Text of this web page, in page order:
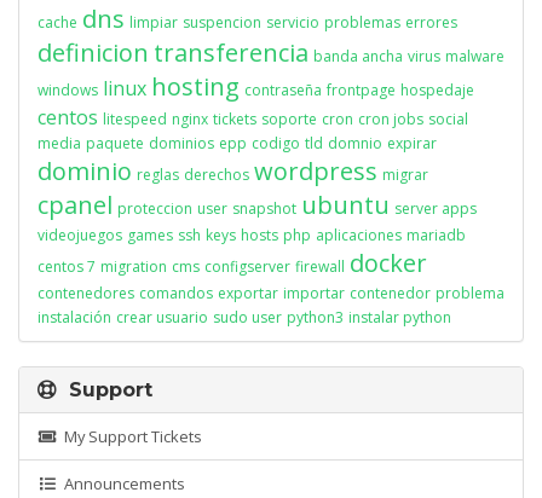
cache dns limpiar suspencion servicio problemas errores
definicion transferencia banda ancha virus malware
windows linux hosting contraseña frontpage hospedaje
centos litespeed nginx tickets soporte cron cron jobs social
media paquete dominios epp codigo tld domnio expirar
dominio reglas derechos wordpress migrar
cpanel proteccion user snapshot ubuntu server apps
videojuegos games ssh keys hosts php aplicaciones mariadb
centos 7 migration cms configserver firewall docker
contenedores comandos exportar importar contenedor problema
instalación crear usuario sudo user python3 instalar python
Support
My Support Tickets
Announcements